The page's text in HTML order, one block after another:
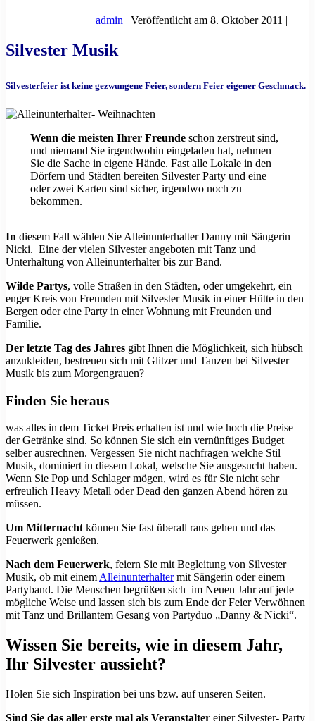
admin | Veröffentlicht am 8. Oktober 2011 |
Silvester Musik
Silvesterfeier ist keine gezwungene Feier, sondern Feier eigener Geschmack.
Wenn die meisten Ihrer Freundeschon zerstreut sind,
und niemand Sie irgendwohin eingeladen hat, nehmen
Sie die Sache in eigene Hände. Fast alle Lokale in den
Dörfern und Städten bereiten Silvester Party und eine
oder zwei Karten sind sicher, irgendwo noch zu
bekommen.
In diesem Fall wählen Sie Alleinunterhalter Danny mit Sängerin
Nicki. Eine der vielen Silvester angeboten mit Tanz und
Unterhaltung von Alleinunterhalter bis zur Band.
Wilde Partys, volle Straßen in den Städten, oder umgekehrt, ein
enger Kreis von Freunden mit Silvester Musik in einer Hütte in den
Bergen oder eine Party in einer Wohnung mit Freunden und
Familie.
Der letzte Tag des Jahres gibt Ihnen die Möglichkeit, sich hübsch
anzukleiden, bestreuen sich mit Glitzer und Tanzen bei Silvester
Musik bis zum Morgengrauen?
Finden Sie heraus
was alles in dem Ticket Preis erhalten ist und wie hoch die Preise
der Getränke sind. So können Sie sich ein vernünftiges Budget
selber ausrechnen. Vergessen Sie nicht nachfragen welche Stil
Musik, dominiert in diesem Lokal, welsche Sie ausgesucht haben.
Wenn Sie Pop und Schlager mögen, wird es für Sie nicht sehr
erfreulich Heavy Metall oder Dead den ganzen Abend hören zu
müssen.
Um Mitternacht können Sie fast überall raus gehen und das
Feuerwerk genießen.
Nach dem Feuerwerk, feiern Sie mit Begleitung von Silvester
Musik, ob mit einem Alleinunterhaltermit Sängerin oder einem
Partyband. Die Menschen begrüßen sich im Neuen Jahr auf jede
mögliche Weise und lassen sich bis zum Ende der Feier Verwöhnen
mit Tanz und Brillantem Gesang von Partyduo „Danny & Nicki“.
Wissen Sie bereits, wie in diesem Jahr,
Ihr Silvester aussieht?
Holen Sie sich Inspiration bei uns bzw. auf unseren Seiten.
Sind Sie das aller erste mal als Veranstalter einer Silvester- Party